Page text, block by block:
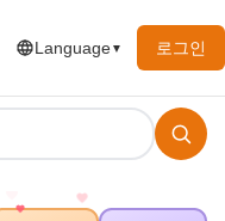
Language▼ 로그인